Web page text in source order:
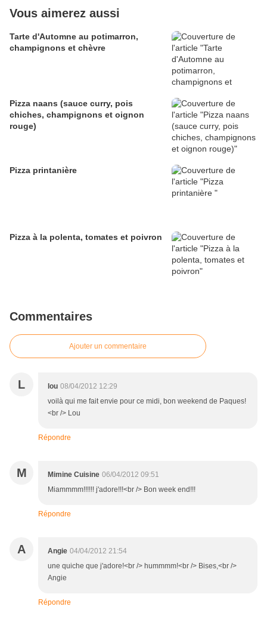
Vous aimerez aussi
Tarte d'Automne au potimarron,
champignons et chèvre
Pizza naans (sauce curry, pois
chiches, champignons et oignon
rouge)
Pizza printanière
Pizza à la polenta, tomates et poivron
Commentaires
Ajouter un commentaire
L lou 08/04/2012 12:29
voilà qui me fait envie pour ce midi, bon weekend de Paques!
<br /> Lou
Répondre
M Mimine Cuisine 06/04/2012 09:51
Miammmm!!!!!! j'adore!!!<br /> Bon week end!!!
Répondre
A Angie 04/04/2012 21:54
une quiche que j'adore!<br /> hummmm!<br /> Bises,<br />
Angie
Répondre